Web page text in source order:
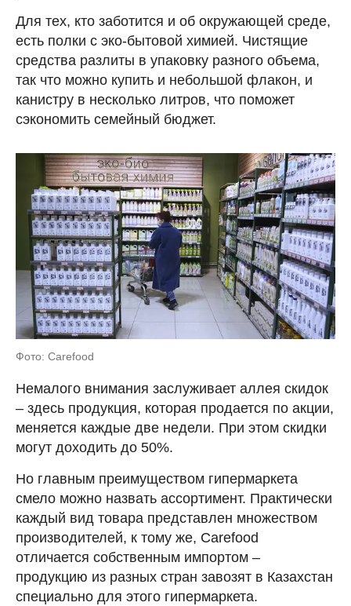
Для тех, кто заботится и об окружающей среде,
есть полки с эко-бытовой химией. Чистящие
средства разлиты в упаковку разного объема,
так что можно купить и небольшой флакон, и
канистру в несколько литров, что поможет
сэкономить семейный бюджет.
Фото: Carefood
Немалого внимания заслуживает аллея скидок
– здесь продукция, которая продается по акции,
меняется каждые две недели. При этом скидки
могут доходить до 50%.
Но главным преимуществом гипермаркета
смело можно назвать ассортимент. Практически
каждый вид товара представлен множеством
производителей, к тому же, Carefood
отличается собственным импортом –
продукцию из разных стран завозят в Казахстан
специально для этого гипермаркета.